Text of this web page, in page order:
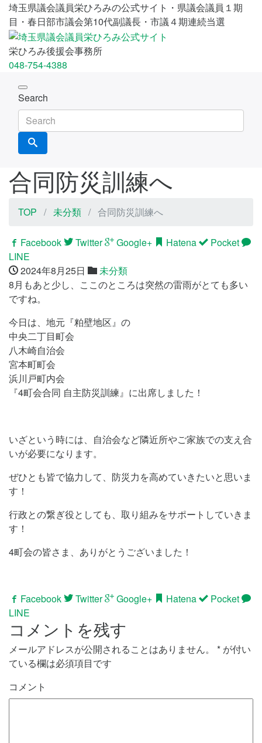
埼玉県議会議員栄ひろみの公式サイト・県議会議員１期
目・春日部市議会第10代副議長・市議４期連続当選
栄ひろみ後援会事務所
048-754-4388
Toggle
navigation
Search
合同防災訓練へ
TOP 未分類 合同防災訓練へ
Facebook Twitter Google+ Hatena
Pocket
LINE
2024年8月25日
未分類
8月もあと少し、ここのところは突然の雷雨がとても多い
ですね。
今日は、地元『粕壁地区』の
中央二丁目町会
八木崎自治会
宮本町町会
浜川戸町内会
『4町会合同 自主防災訓練』に出席しました！
いざという時には、自治会など隣近所やご家族での支え合
いが必要になります。
ぜひとも皆で協力して、防災力を高めていきたいと思いま
す！
行政との繋ぎ役としても、取り組みをサポートしていきま
す！
4町会の皆さま、ありがとうございました！
Facebook Twitter Google+ Hatena
Pocket
LINE
コメントを残す
メールアドレスが公開されることはありません。 * が付い
ている欄は必須項目です
コメント